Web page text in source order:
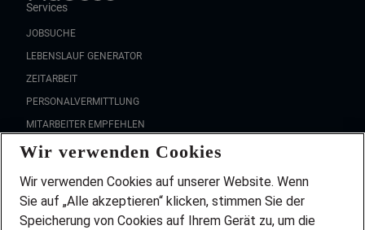
Services
JOBSUCHE
LEBENSLAUF GENERATOR
ZEITARBEIT
PERSONALVERMITTLUNG
MITARBEITER EMPFEHLEN
FAQ
Wir stellen ein!
DEINE BERUFSGRUPPE
DEINE LEBENSSITUATION
Wir verwenden Cookies
Wir verwenden Cookies auf unserer Website. Wenn
Sie auf „Alle akzeptieren“ klicken, stimmen Sie der
Speicherung von Cookies auf Ihrem Gerät zu, um die